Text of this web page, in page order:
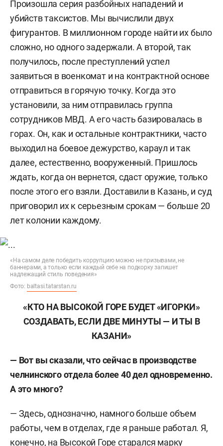
Произошла серия разбойных нападений и
убийств таксистов. Мы вычислили двух
фигурантов. В миллионном городе найти их было
сложно, но одного задержали. А второй, так
получилось, после преступлений успел
заявиться в военкомат и на контрактной основе
отправиться в горячую точку. Когда это
установили, за ним отправилась группа
сотрудников МВД. А его часть базировалась в
горах. Он, как и остальные контрактники, часто
выходил на боевое дежурство, караул и так
далее, естественно, вооруженный. Пришлось
ждать, когда он вернется, сдаст оружие, только
после этого его взяли. Доставили в Казань, и суд
приговорил их к серьезным срокам — больше 20
лет колонии каждому.
«На самом деле победить коррупцию можно не призывами, не
баннерами, а только если каждый себе на подкорку запишет
надлежащий стиль поведения»
Фото: baltasi.tatarstan.ru
«КТО НА ВЫСОКОЙ ГОРЕ БУДЕТ «ИГОРКИ»
СОЗДАВАТЬ, ЕСЛИ ДВЕ МИНУТЫ — И ТЫ В
КАЗАНИ»
— Вот вы сказали, что сейчас в производстве
челнинского отделаболее 40дел одновременно.
А это много?
— Здесь, однозначно, намного больше объем
работы, чем в отделах, где я раньше работал. Я,
конечно, на Высокой Горе старался марку